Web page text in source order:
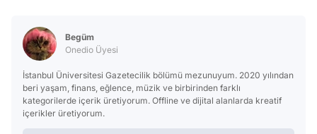
Begüm
Onedio Üyesi
İstanbul Üniversitesi Gazetecilik bölümü mezunuyum. 2020 yılından
beri yaşam, finans, eğlence, müzik ve birbirinden farklı
kategorilerde içerik üretiyorum. Offline ve dijital alanlarda kreatif
içerikler üretiyorum.